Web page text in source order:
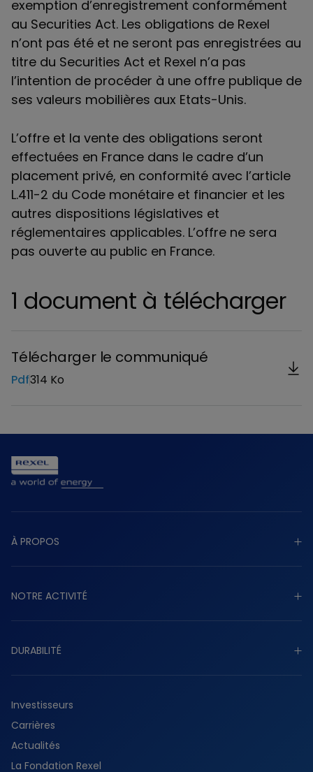
exemption d’enregistrement conformément
au Securities Act. Les obligations de Rexel
n’ont pas été et ne seront pas enregistrées au
titre du Securities Act et Rexel n’a pas
l’intention de procéder à une offre publique de
ses valeurs mobilières aux Etats-Unis.
L’offre et la vente des obligations seront
effectuées en France dans le cadre d’un
placement privé, en conformité avec l’article
L.411-2 du Code monétaire et financier et les
autres dispositions législatives et
réglementaires applicables. L’offre ne sera
pas ouverte au public en France.
1 document à télécharger
Télécharger le communiqué
Pdf314 Ko
À PROPOS
Stratégie
Gouvernance
NOTRE ACTIVITÉ
Tertiaire
Résidentiel
Services
Fournisseurs
DURABILITÉ
Investisseurs
Carrières
Actualités
La Fondation Rexel